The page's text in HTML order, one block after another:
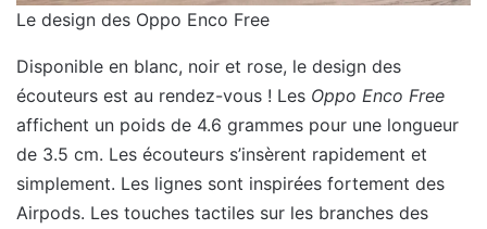
Le design des Oppo Enco Free
Disponible en blanc, noir et rose, le design des
écouteurs est au rendez-vous ! Les Oppo Enco Free
affichent un poids de 4.6 grammes pour une longueur
de 3.5 cm. Les écouteurs s’insèrent rapidement et
simplement. Les lignes sont inspirées fortement des
Airpods. Les touches tactiles sur les branches des